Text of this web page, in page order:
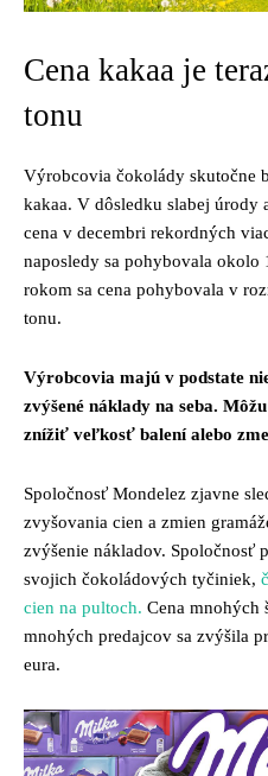
Cena kakaa je
tonu
Výrobcovia čokolády skutočne
kakaa. V dôsledku slabej úrody
cena v decembri rekordných
naposledy sa pohybovala okolo
rokom sa cena pohybovala v
tonu.
Výrobcovia majú v podstate
zvýšené náklady na seba.
znížiť veľkosť balení alebo
Spoločnosť Mondelez zjavne
zvyšovania cien a zmien
zvýšenie nákladov. Spoločnosť
svojich čokoládových tyčiniek,
cien na pultoch. Cena mnohých
mnohých predajcov sa zvýšila
eura.